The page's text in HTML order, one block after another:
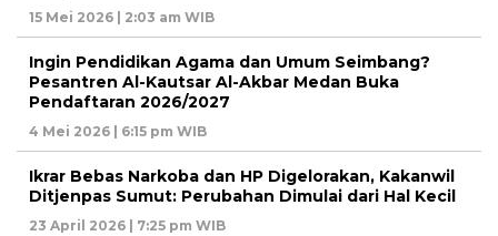
15 Mei 2026 | 2:03 am WIB
Ingin Pendidikan Agama dan Umum Seimbang?
Pesantren Al-Kautsar Al-Akbar Medan Buka
Pendaftaran 2026/2027
4 Mei 2026 | 6:15 pm WIB
Ikrar Bebas Narkoba dan HP Digelorakan, Kakanwil
Ditjenpas Sumut: Perubahan Dimulai dari Hal Kecil
23 April 2026 | 7:25 pm WIB